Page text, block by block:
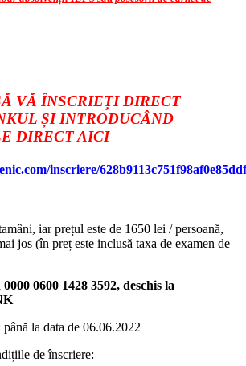
VĂ ÎNSCRIEȚI DIRECT
ȘI INTRODUCÂND
DIRECT AICI
inscriere/
iar prețul este de 1650 lei / persoană,
jos (în preț este inclusă taxa de examen de
0600 1428 3592, deschis la
la data de 06.06.2022
de înscriere: